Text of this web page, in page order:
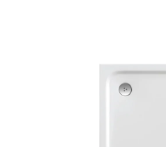
hviezdičiek.